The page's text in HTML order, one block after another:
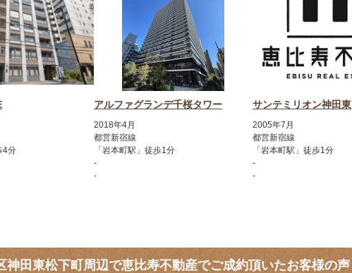
4分
アルファグランデ千桜タワー
2018年4月
都営新宿線
「岩本町駅」徒歩1分
-
-
サンテミリオン神田東
2005年7月
都営新宿線
「岩本町駅」徒歩1分
-
-
神田東松下町周辺で恵比寿不動産でご成約頂いたお客様の声